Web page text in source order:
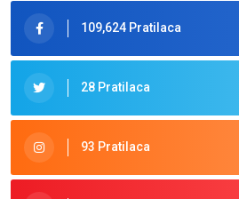
109,624 Pratilaca
28 Pratilaca
93 Pratilaca